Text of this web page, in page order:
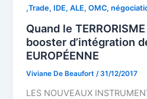
,Trade, IDE, ALE, OMC,
Quand le
booster d’intégration
EUROPÉENNE
Viviane De Beaufort/31/12/2017
LES NOUVEAUX